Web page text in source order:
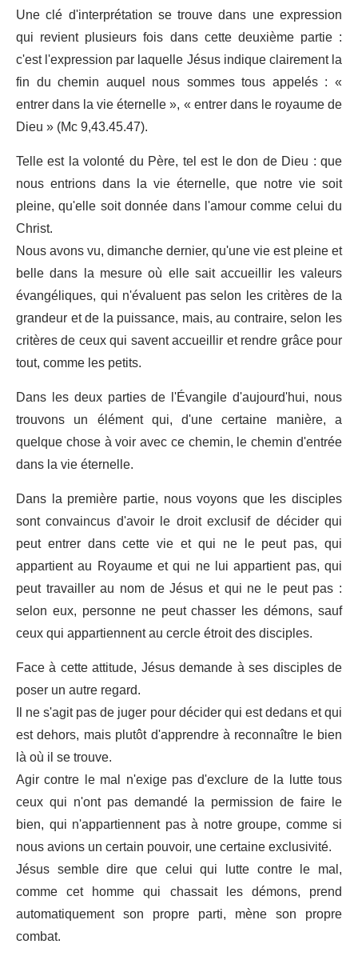
Une clé d'interprétation se trouve dans une expression
qui revient plusieurs fois dans cette deuxième partie :
c'est l'expression par laquelle Jésus indique clairement la
fin du chemin auquel nous sommes tous appelés : «
entrer dans la vie éternelle », « entrer dans le royaume de
Dieu » (Mc 9,43.45.47).
Telle est la volonté du Père, tel est le don de Dieu : que
nous entrions dans la vie éternelle, que notre vie soit
pleine, qu'elle soit donnée dans l'amour comme celui du
Christ.
Nous avons vu, dimanche dernier, qu'une vie est pleine et
belle dans la mesure où elle sait accueillir les valeurs
évangéliques, qui n'évaluent pas selon les critères de la
grandeur et de la puissance, mais, au contraire, selon les
critères de ceux qui savent accueillir et rendre grâce pour
tout, comme les petits.
Dans les deux parties de l'Évangile d'aujourd'hui, nous
trouvons un élément qui, d'une certaine manière, a
quelque chose à voir avec ce chemin, le chemin d'entrée
dans la vie éternelle.
Dans la première partie, nous voyons que les disciples
sont convaincus d'avoir le droit exclusif de décider qui
peut entrer dans cette vie et qui ne le peut pas, qui
appartient au Royaume et qui ne lui appartient pas, qui
peut travailler au nom de Jésus et qui ne le peut pas :
selon eux, personne ne peut chasser les démons, sauf
ceux qui appartiennent au cercle étroit des disciples.
Face à cette attitude, Jésus demande à ses disciples de
poser un autre regard.
Il ne s'agit pas de juger pour décider qui est dedans et qui
est dehors, mais plutôt d'apprendre à reconnaître le bien
là où il se trouve.
Agir contre le mal n'exige pas d'exclure de la lutte tous
ceux qui n'ont pas demandé la permission de faire le
bien, qui n'appartiennent pas à notre groupe, comme si
nous avions un certain pouvoir, une certaine exclusivité.
Jésus semble dire que celui qui lutte contre le mal,
comme cet homme qui chassait les démons, prend
automatiquement son propre parti, mène son propre
combat.